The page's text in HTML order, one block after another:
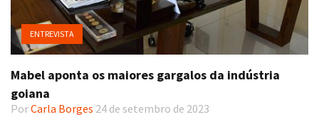
ENTREVISTA
Mabel aponta os maiores gargalos da indústria
goiana
PorCarla Borges 24 de setembro de 2023